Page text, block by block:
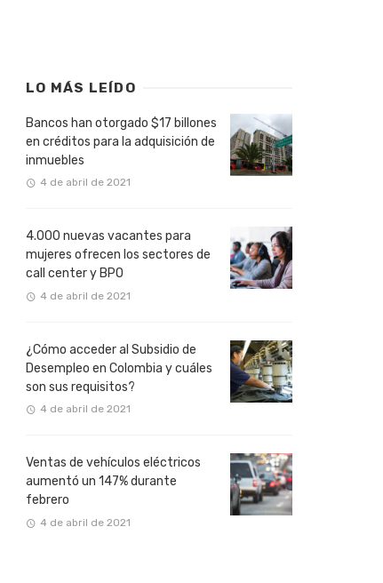
LO MÁS LEÍDO
Bancos han otorgado $17 billones
en créditos para la adquisición de
inmuebles
4 de abril de 2021
4.000 nuevas vacantes para
mujeres ofrecen los sectores de
call center y BPO
4 de abril de 2021
¿Cómo acceder al Subsidio de
Desempleo en Colombia y cuáles
son sus requisitos?
4 de abril de 2021
Ventas de vehículos eléctricos
aumentó un 147% durante
febrero
4 de abril de 2021